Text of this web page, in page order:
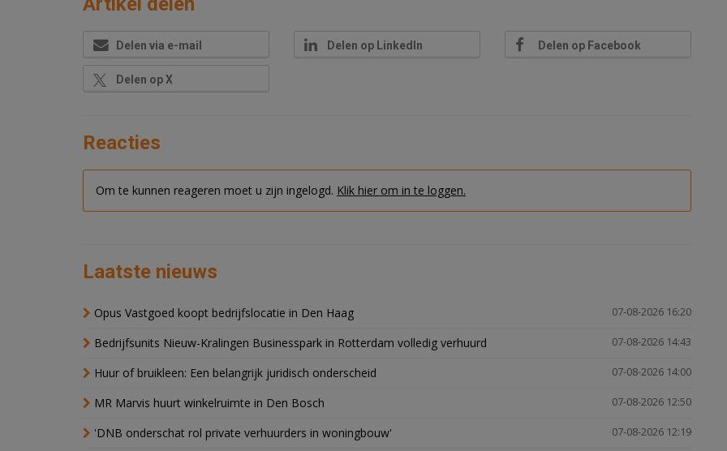
Delen via e-mail Delen op LinkedIn Delen op Facebook
Delen op X
Reacties
Om te kunnen reageren moet u zijn ingelogd. Klik hier om in te loggen.
Laatste nieuws
07-08-2026 16:20
Opus Vastgoed koopt bedrijfslocatie in Den Haag
07-08-2026 14:43
Bedrijfsunits Nieuw-Kralingen Businesspark in Rotterdam volledig verhuurd
07-08-2026 14:00
Huur of bruikleen: Een belangrijk juridisch onderscheid
07-08-2026 12:50
MR Marvis huurt winkelruimte in Den Bosch
07-08-2026 12:19
'DNB onderschat rol private verhuurders in woningbouw'